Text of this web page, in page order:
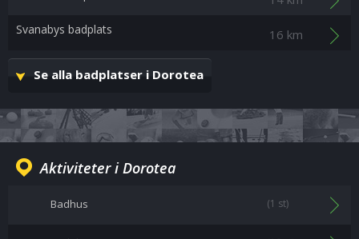
Svanabys badplats 16 km
Se alla badplatser i Dorotea
Aktiviteter i Dorotea
Badhus (1 st)